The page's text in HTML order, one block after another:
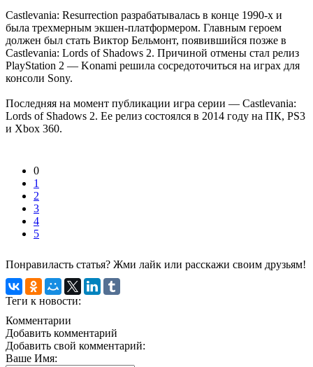
Castlevania: Resurrection разрабатывалась в конце 1990-х и
была трехмерным экшен-платформером. Главным героем
должен был стать Виктор Бельмонт, появившийся позже в
Castlevania: Lords of Shadows 2. Причиной отмены стал релиз
PlayStation 2 — Konami решила сосредоточиться на играх для
консоли Sony.
Последняя на момент публикации игра серии — Castlevania:
Lords of Shadows 2. Ее релиз состоялся в 2014 году на ПК, PS3
и Xbox 360.
0
1
2
3
4
5
Понравиласть статья? Жми лайк или расскажи своим друзьям!
Теги к новости:
Комментарии
Добавить комментарий
Добавить свой комментарий:
Ваше Имя: